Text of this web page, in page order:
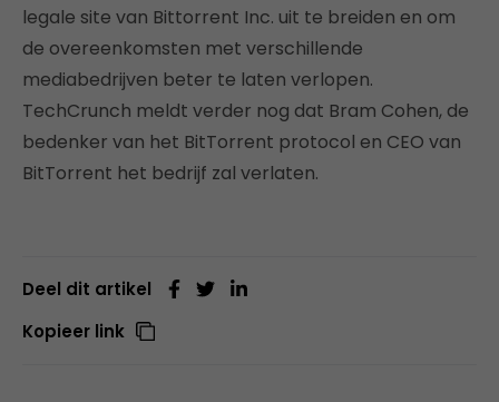
legale site van Bittorrent Inc. uit te breiden en om
de overeenkomsten met verschillende
mediabedrijven beter te laten verlopen.
TechCrunch meldt verder nog dat Bram Cohen, de
bedenker van het BitTorrent protocol en CEO van
BitTorrent het bedrijf zal verlaten.
Deel dit artikel
Kopieer link